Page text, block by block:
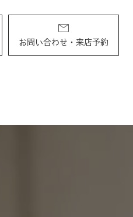
お問い合わせ・来店予約